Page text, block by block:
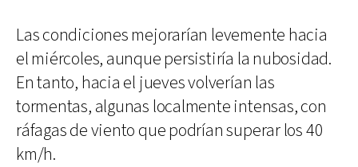
Las condiciones mejorarían levemente hacia
el miércoles, aunque persistiría la nubosidad.
En tanto, hacia el jueves volverían las
tormentas, algunas localmente intensas, con
ráfagas de viento que podrían superar los 40
km/h.